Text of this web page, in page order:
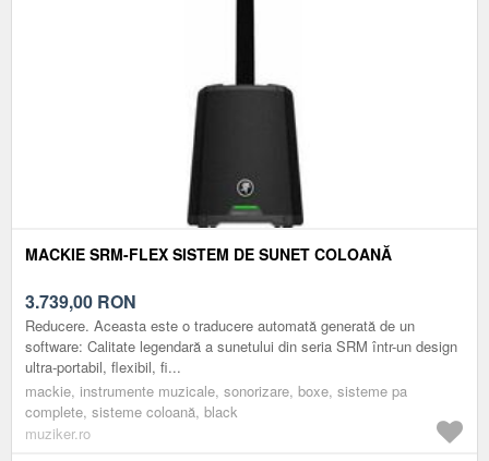
MACKIE SRM-FLEX SISTEM DE SUNET COLOANĂ
3.739,00 RON
Reducere. Aceasta este o traducere automată generată de un
software: Calitate legendară a sunetului din seria SRM într-un design
ultra-portabil, flexibil, fi...
mackie, instrumente muzicale, sonorizare, boxe, sisteme pa
complete, sisteme coloană, black
muziker.ro